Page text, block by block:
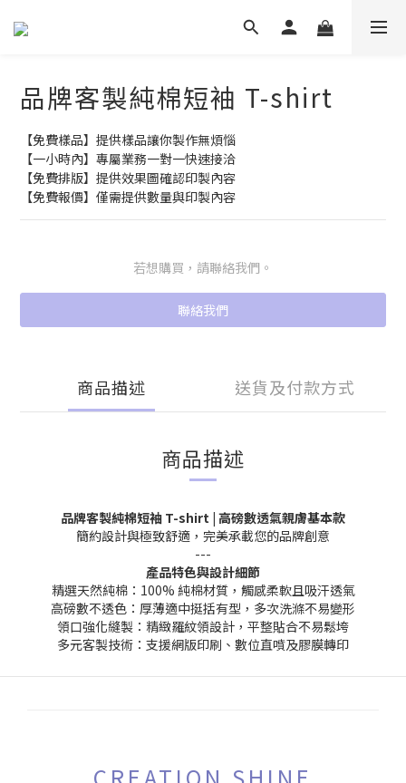
品牌客製純棉短袖 T-shirt
【免費樣品】提供樣品讓你製作無煩惱
【一小時內】專屬業務一對一快速接洽
【免費排版】提供效果圖確認印製內容
【免費報價】僅需提供數量與印製內容
若想購買，請聯絡我們。
聯絡我們
商品描述 送貨及付款方式
商品描述
品牌客製純棉短袖 T-shirt | 高磅數透氣親膚基本款
簡約設計與極致舒適，完美承載您的品牌創意
---
產品特色與設計細節
精選天然純棉：100% 純棉材質，觸感柔軟且吸汗透氣
高磅數不透色：厚薄適中挺括有型，多次洗滌不易變形
領口強化縫製：精緻羅紋領設計，平整貼合不易鬆垮
多元客製技術：支援網版印刷、數位直噴及膠膜轉印